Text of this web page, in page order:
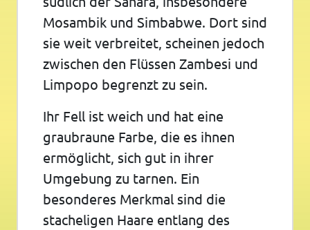
Mosambik und Simbabwe. Dort sind
sie weit verbreitet, scheinen jedoch
zwischen den Flüssen Zambesi und
Limpopo begrenzt zu sein.
Ihr Fell ist weich und hat eine
graubraune Farbe, die es ihnen
ermöglicht, sich gut in ihrer
Umgebung zu tarnen. Ein
besonderes Merkmal sind die
stacheligen Haare entlang des